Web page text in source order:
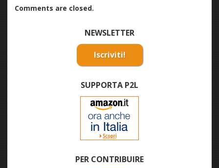
Comments are closed.
NEWSLETTER
Iscriviti!
SUPPORTA P2L
PER CONTRIBUIRE